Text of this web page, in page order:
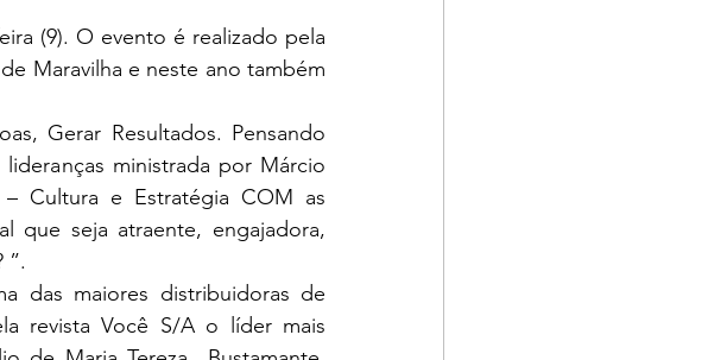
(9). O evento é realizado pela
Maravilha e neste ano também
Gerar Resultados. Pensando
ministrada por Márcio
Cultura e Estratégia COM as
que seja atraente, engajadora,
”.
das maiores distribuidoras de
revista Você S/A o líder mais